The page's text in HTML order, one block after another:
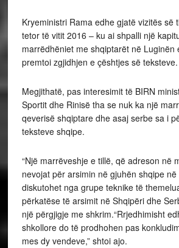
Kryeministri Rama edhe gjatë vizitës së
tetor të vitit 2016 – ku ai shpalli një
marrëdhëniet me shqiptarët në Luginën
premtoi zgjidhjen e çështjes së teksteve.
Megjithatë, pas interesimit të BIRN
Sportit dhe Rinisë tha se nuk ka një
qeverisë shqiptare dhe asaj serbe sa i
teksteve shqipe.
“Një marrëveshje e tillë, që adreson në
nevojat për arsimin në gjuhën shqipe
diskutohet nga grupe teknike të
përkatëse të arsimit në Shqipëri dhe
një përgjigje me shkrim.“Rrjedhimisht
shkollore do të prodhohen pas
mes dy vendeve,” shtoi ajo.